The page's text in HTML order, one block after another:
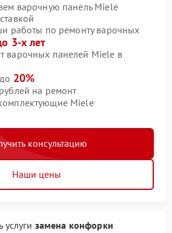
варочную панель Miele
работы по ремонту варочных
3-х лет
варочных панелей Miele в
20%
на ремонт
Miele
консультацию
Наши цены
услуги замена конфорки